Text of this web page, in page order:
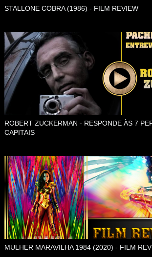
STALLONE COBRA (1986) - FILM REVIEW
ROBERT ZUCKERMAN - RESPONDE ÀS 7
CAPITAIS
MULHER MARAVILHA 1984 (2020) - FILM